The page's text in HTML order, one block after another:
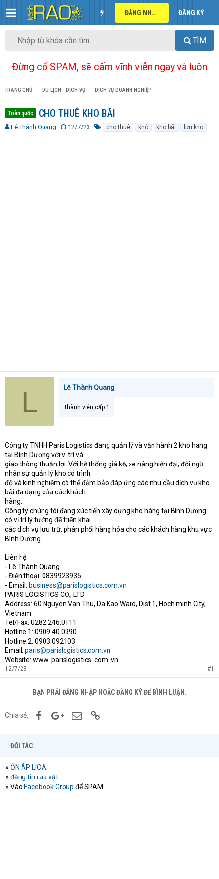
ĐĂNG NHẬP ĐĂNG KÝ
TÌM
Đừng cố SPAM, sẽ cấm vĩnh viễn ngay và luôn
TRANG CHỦ DU LỊCH - DỊCH VỤ DỊCH VỤ DOANH NGHIỆP
Toàn quốc CHO THUÊ KHO BÃI
TLê Thành Quang
N
12/7/23 cho thuê khò kho bãi lưu kho
L Lê Thành Quang
Thành viên cấp 1
Công ty TNHH Paris Logistics đang quản lý và vận hành 2 kho hàng
tại Bình Dương với vị trí và
giao thông thuận lợi. Với hệ thống giá kệ, xe nâng hiện đại, đội ngũ
nhân sự quản lý kho có trình
độ và kinh nghiệm có thể đảm bảo đáp ứng các nhu cầu dịch vụ kho
bãi đa dạng của các khách
hàng.
Công ty chúng tôi đang xúc tiến xây dựng kho hàng tại Bình Dương
có vị trí lý tưởng để triển khai
các dịch vụ lưu trữ, phân phối hàng hóa cho các khách hàng khu vực
Bình Dương.
Liên hệ:
- Lê Thành Quang
- Điện thoại: 0839923935
- Email: business@parislogistics.com.vn
PARIS LOGISTICS CO., LTD
Address: 60 Nguyen Van Thu, Da Kao Ward, Dist 1, Hochiminh City,
Vietnam
Tel/Fax: 0282.246.0111
Hotline 1: 0909.40.0990
Hotline 2: 0903.092103
Email: paris@parislogistics.com.vn
Website: www. parislogistics. com .vn
12/7/23 #1
BẠN PHẢI ĐĂNG NHẬP HOẶC ĐĂNG KÝ ĐỂ BÌNH LUẬN.
Chia sẻ: FacebookGoogle+Email
ĐỐI TÁC
» ỔN ÁP LIOA
» đăng tin rao vặt
» Vào Facebook Group để SPAM